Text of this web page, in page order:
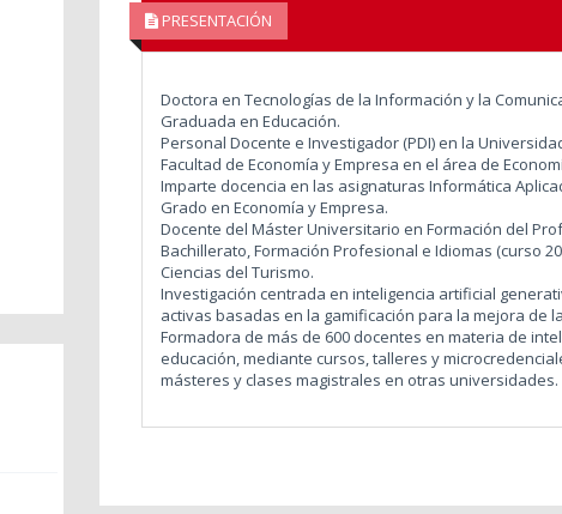
PRESENTACIÓN
Doctora en Tecnologías de la Información y la
Graduada en Educación.
Personal Docente e Investigador (PDI) en la
Facultad de Economía y Empresa en el área de
Imparte docencia en las asignaturas Informática
Grado en Economía y Empresa.
Docente del Máster Universitario en Formación del
Bachillerato, Formación Profesional e Idiomas (curso
Ciencias del Turismo.
Investigación centrada en inteligencia artificial
activas basadas en la gamificación para la mejora de
Formadora de más de 600 docentes en materia de
educación, mediante cursos, talleres y
másteres y clases magistrales en otras universidades.